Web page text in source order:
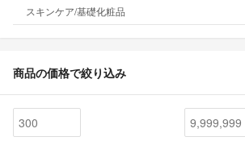
スキンケア/基礎化粧品
商品の価格で絞り込み